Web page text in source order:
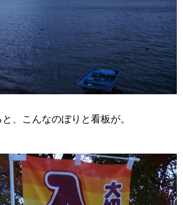
、こんなのぼりと看板が。